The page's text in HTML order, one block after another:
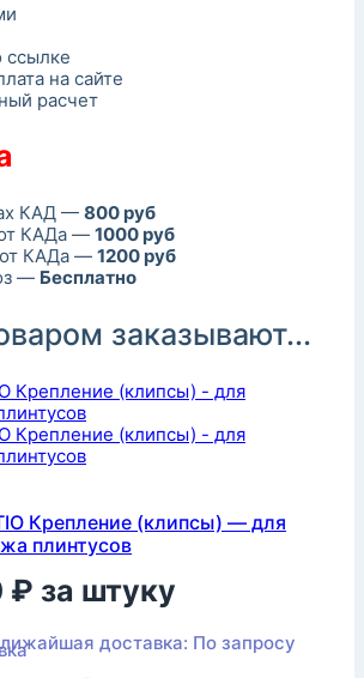
ссылке
на сайте
расчет
КАД — 800 руб
КАДа — 1000 руб
КАДа — 1200 руб
— Бесплатно
заказывают...
Крепление (клипсы) — для
плинтусов
₽ за штуку
доставка: По запросу